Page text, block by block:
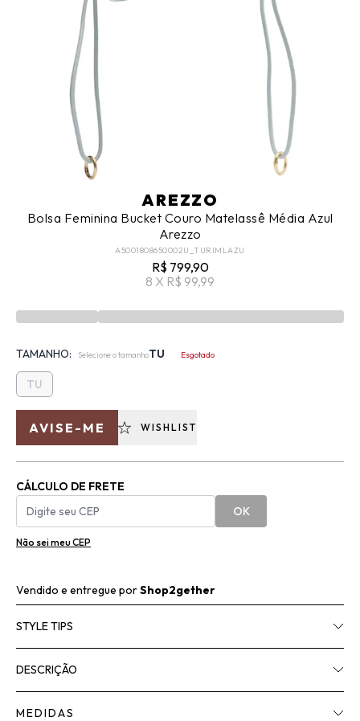
AREZZO
Bolsa Feminina Bucket Couro Matelassê Média Azul
Arezzo
A5001808650002U_TURIMLAZU
R$ 799,90
8 X R$ 99,99
TAMANHO: Selecione o tamanhoTU Esgotado
TU
AVISE-ME WISHLIST
CÁLCULO DE FRETE
OK
Não sei meu CEP
Vendido e entregue porShop2gether
STYLE TIPS
DESCRIÇÃO
MEDIDAS